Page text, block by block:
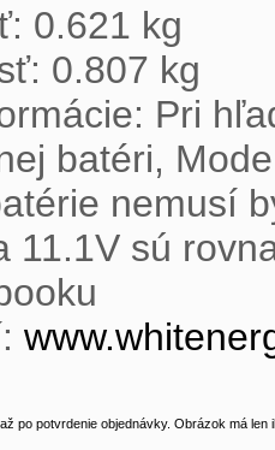
batéri,
nemusí
11.1V sú
po potvrdenie objednávky. Obrázok má len